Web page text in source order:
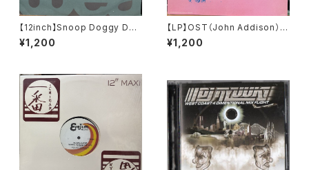
【12inch】Snoop Doggy Dog
g / What's My Name?
¥1,200
【LP】OST（John Addison） /
A Bridge Too Far
¥1,200